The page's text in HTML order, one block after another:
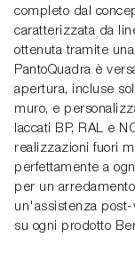
completo dal
caratterizzata da
ottenuta tramite
PantoQuadra è
apertura, incluse
muro, e
laccati BP, RAL e
realizzazioni fuori
perfettamente a
per un
un'assistenza
su ogni prodotto